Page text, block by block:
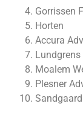
Gorrissen
Horten
Accura
Moalem
Plesner